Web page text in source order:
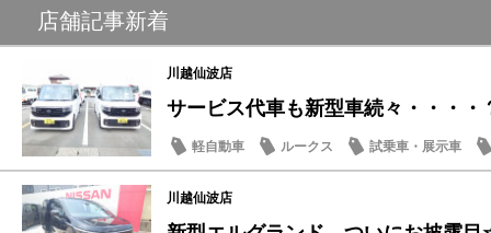
店舗記事新着
川越仙波店
サービス代車も新型車続々・・・・
軽自動車 ルークス 試乗車・展示車
川越仙波店